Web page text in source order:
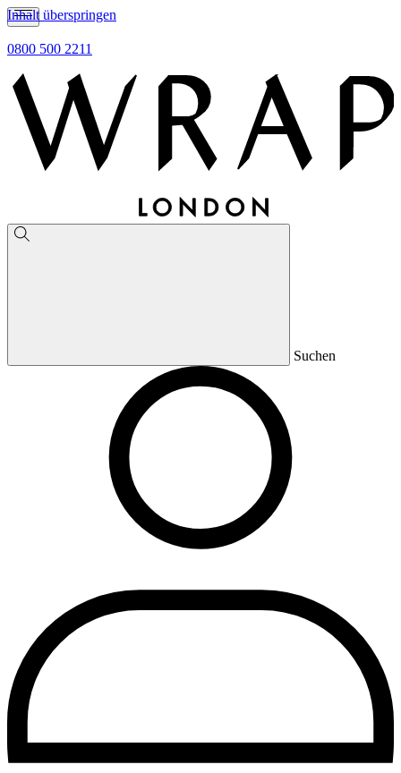
Inhalt überspringen
0800 500 2211
Suchen